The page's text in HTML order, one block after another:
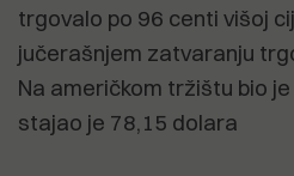
trgovalo po 96 centi višoj
jučerašnjem zatvaranju
Na američkom tržištu bio
stajao je 78,15 dolara